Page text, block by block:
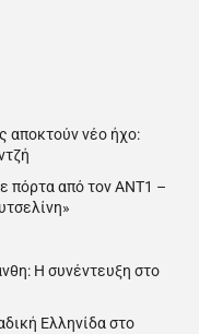
αποκτούν νέο ήχο:
πόρτα από τον ΑΝΤ1 –
Η συνέντευξη στο
Ελληνίδα στο